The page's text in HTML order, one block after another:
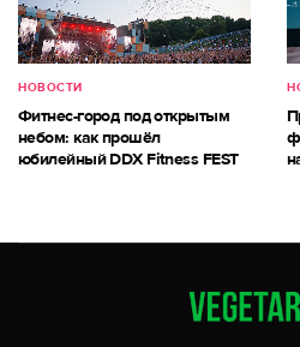
НОВОСТИ
Фитнес-город под открытым
небом: как прошёл
юбилейный DDX Fitness FEST